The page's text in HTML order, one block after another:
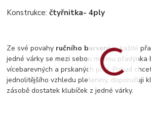
Konstrukce:čtyřnitka- 4ply
Ze své povahy ručního barveníje každé
jedné várky se mezi sebou mohou přadýnka
vícebarevných a prskaných přízí. Pokud
jednolitějšího vzhledu pleteniny, doporučuji
zásobě dostatek klubíček z jedné várky.